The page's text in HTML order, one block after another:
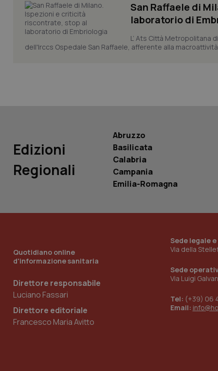
San Raffaele di
laboratorio di
L’ Ats Città Metropolitana
dell'Irccs Ospedale San Raffaele, afferente alla
Edizioni
Regionali
Abruzzo
Basilicata
Calabria
Campania
Emilia-Romagna
Quotidiano online
d'informazione sanitaria
Direttore responsabile
Luciano Fassari
Direttore editoriale
Francesco Maria Avitto
Sede legale
Via della
Sede
Via Luigi
Tel: (+39) 06
Email:
PHPSESSID
__Secure-
ROLLOUT_TOKEN
tracking-sites-
ironfish-tracking-
named-enable